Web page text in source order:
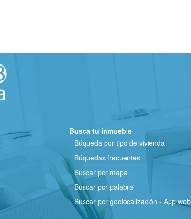
Busca tu inmueble
Búqueda por tipo de vivienda
Búquedas frecuentes
Buscar por mapa
Buscar por palabra
Buscar por geolocalización - App web